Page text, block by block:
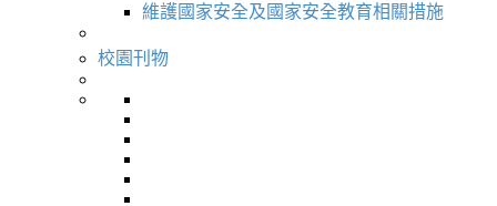
維護國家安全及國家安全教育相關措施
校園刊物